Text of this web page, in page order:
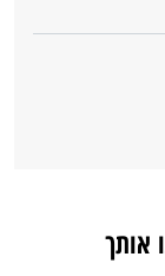
אותך